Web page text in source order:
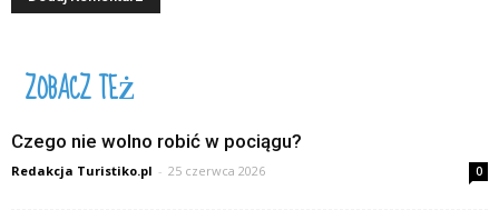
ZOBACZ TEŻ
Czego nie wolno robić w pociągu?
Redakcja Turistiko.pl - 25 czerwca 2026 0